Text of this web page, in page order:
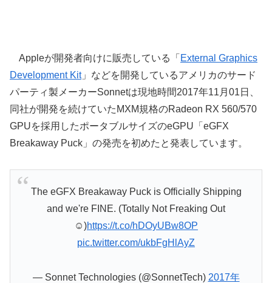
Appleが開発者向けに販売している「 External Graphics
Development Kit」などを開発しているアメリカのサード
パーティ製メーカーSonnetは現地時間2017年11月01日、
同社が開発を続けていたMXM規格のRadeon RX 560/570
GPUを採用したポータブルサイズのeGPU「eGFX
Breakaway Puck」の発売を初めたと発表しています。
The eGFX Breakaway Puck is Officially Shipping
and we're FINE. (Totally Not Freaking Out
☺️)https://t.co/hDOyUBw8OP
pic.twitter.com/ukbFgHlAyZ
— Sonnet Technologies (@SonnetTech) 2017年